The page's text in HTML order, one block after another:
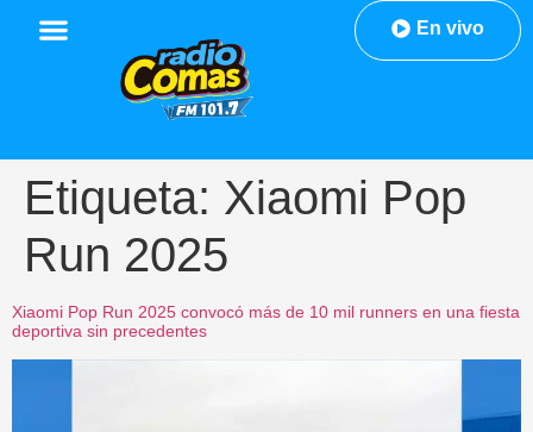
En vivo
Etiqueta: Xiaomi Pop
Run 2025
Xiaomi Pop Run 2025 convocó más de 10 mil runners en una fiesta
deportiva sin precedentes